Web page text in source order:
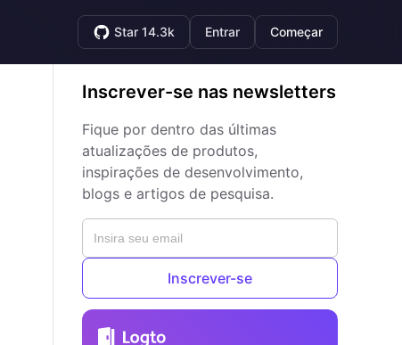
Star 14.3k Entrar Começar
Inscrever-se nas newsletters
Fique por dentro das últimas
atualizações de produtos,
inspirações de desenvolvimento,
blogs e artigos de pesquisa.
Inscrever-se